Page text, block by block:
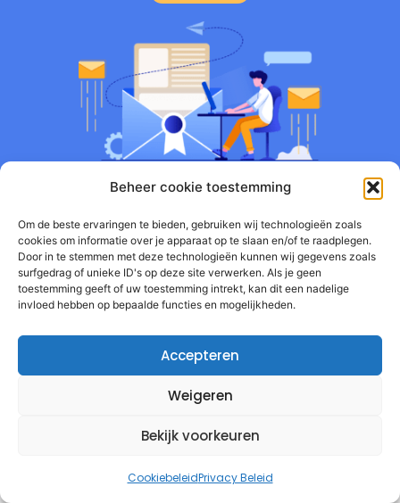
Beheer cookie toestemming
Om de beste ervaringen te bieden, gebruiken wij technologieën zoals
cookies om informatie over je apparaat op te slaan en/of te raadplegen.
Door in te stemmen met deze technologieën kunnen wij gegevens zoals
surfgedrag of unieke ID's op deze site verwerken. Als je geen
toestemming geeft of uw toestemming intrekt, kan dit een nadelige
invloed hebben op bepaalde functies en mogelijkheden.
Accepteren
Weigeren
Bekijk voorkeuren
CookiebeleidPrivacy Beleid
Kennis